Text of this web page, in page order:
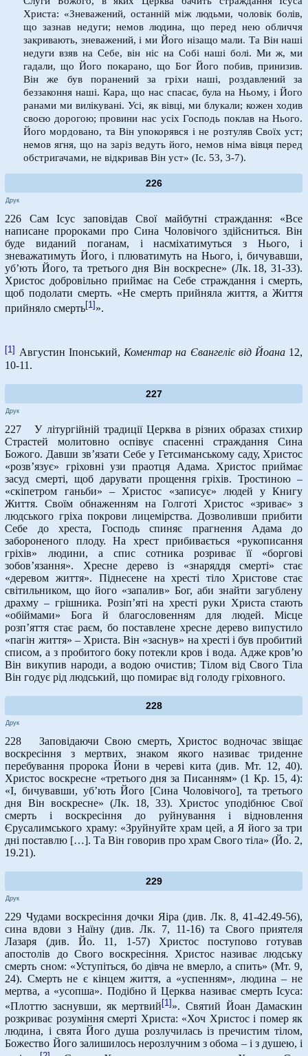
Христа: «Зневажений, останній між людьми, чоловік болів,
що зазнав недуги; немов людина, що перед нею обличчя
закривають, зневажений, і ми Його нізащо мали. Та Він наші
недуги взяв на Себе, він ніс на Собі наші болі. Ми ж, ми
гадали, що Його покарано, що Бог Його побив, принизив.
Він же був поранений за гріхи наші, роздавлений за
беззаконня наші. Кара, що нас спасає, була на Ньому, і Його
ранами ми вилікувані. Усі, як вівці, ми блукали; кожен ходив
своєю дорогою; провини нас усіх Господь поклав на Нього.
Його мордовано, та Він упокорявся і не розтуляв Своїх уст;
немов ягня, що на заріз ведуть його, немов німа вівця перед
обстригачами, не відкривав Він уст» (Іс. 53, 3-7).
226
Друк
226 Сам Ісус заповідав Свої майбутні страждання: «Все
написане пророками про Сина Чоловічого здійсниться. Він
буде виданий поганам, і насміхатимуться з Нього, і
зневажатимуть Його, і плюватимуть на Нього, і, бичувавши,
уб’ють Його, та третього дня Він воскресне» (Лк. 18, 31-33).
Христос добровільно приймає на Себе страждання і смерть,
щоб подолати смерть. «Не смерть прийняла життя, а Життя
прийняло смерть[1] ».
[1] Августин Іпонський,Коментар на Євангеліє від Йоана 12,
10-11.
227
Друк
227 У літургійній традиції Церква в різних образах стихир
Страстей молитовно оспівує спасенні страждання Сина
Божого. Давши зв’язати Себе у Гетсиманському саду, Христос
«розв’язує» гріховні узи праотця Адама. Христос приймає
засуд смерті, щоб дарувати прощення гріхів. Тростиною –
«скіпетром ганьби» – Христос «записує» людей у Книгу
Життя. Своїм обнаженням на Голготі Христос «зриває» з
людського гріха покрови лицемірства. Дозволивши прибити
Себе до хреста, Господь спиняє прагнення Адама до
забороненого плоду. На хрест прибивається «рукописання
гріхів» людини, а спис сотника розриває її «боргові
зобов’язання». Хресне дерево із «знаряддя смерті» стає
«деревом життя». Піднесене на хресті тіло Христове стає
світильником, що його «запалив» Бог, аби знайти загублену
драхму – грішника. Розіп’яті на хресті руки Христа стають
«обіймами» Бога й благословенням для людей. Місце
розп’яття стає раєм, бо поставлене хресне дерево випустило
«пагін життя» – Христа. Він «заснув» на хресті і був пробитий
списом, а з пробитого боку потекли кров і вода. Адже кров’ю
Він викупив народи, а водою очистив; Тілом від Свого Тіла
Він годує рід людський, що помирає від голоду гріховного.
228
Друк
228 Заповідаючи Свою смерть, Христос водночас звіщає
воскресіння з мертвих, знаком якого називає триденне
перебування пророка Йони в череві кита (див. Мт. 12, 40).
Христос воскресне «третього дня за Писанням» (1 Кр. 15, 4):
«І, бичувавши, уб’ють Його [Сина Чоловічого], та третього
дня Він воскресне» (Лк. 18, 33). Христос уподібнює Свої
смерть і воскресіння до руйнування і відновлення
Єрусалимського храму: «Зруйнуйте храм цей, а Я його за три
дні поставлю […]. Та Він говорив про храм Свого тіла» (Йо. 2,
19.21).
229
Друк
229 Чудами воскресіння дочки Яіра (див. Лк. 8, 41-42.49-56),
сина вдови з Наїну (див. Лк. 7, 11-16) та Свого приятеля
Лазаря (див. Йо. 11, 1-57) Христос поступово готував
апостолів до Свого воскресіння. Христос називає людську
смерть сном: «Уступіться, бо дівча не вмерло, а спить» (Мт. 9,
24). Смерть не є кінцем життя, а «успенням», людина – не
мертва, а «усопша». Подібно й Церква називає смерть Ісуса:
«Плоттю заснувши, як мертвий [1] ». Святий Йоан Дамаскин
розкриває розуміння смерті Христа: «Хоч Христос і помер як
людина, і свята Його душа розлучилась із пречистим тілом,
Божество Його залишилось нерозлучним з обома – і з душею, і